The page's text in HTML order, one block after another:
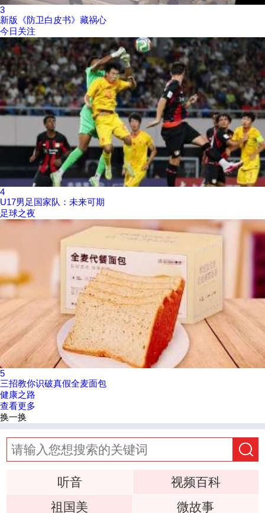
3
新版《防卫白皮书》藏祸心
今日关注
4
U17男足国家队：未来可期
足球之夜
5
三招教你识破真假全麦面包
健康之路
查看更多
换一换
听音
视频百科
祖国美
微故事